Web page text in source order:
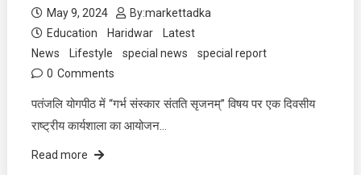
May 9, 2024 By:markettadka
Education
Haridwar
Latest
News
Lifestyle special news
special report
0 Comments
पतंजलि योगपीठ में “गर्भ संस्कार संतति सृजनम्” विषय पर एक दिवसीय
राष्ट्रीय कार्यशाला का आयोजन…
Read more